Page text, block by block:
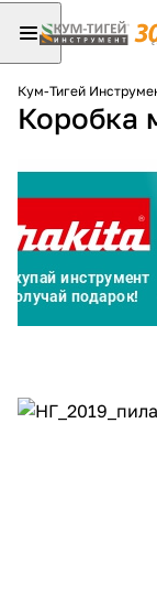
Кум-Тигей
Коробка
Для клиентов
Разбейте
оплату
без
Сегодня